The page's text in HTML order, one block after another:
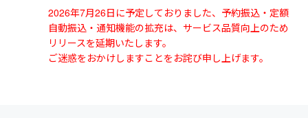
2026年7月26日に予定しておりました、予約振込・定額
自動振込・通知機能の拡充は、サービス品質向上のため
リリースを延期いたします。
ご迷惑をおかけしますことをお詫び申し上げます。